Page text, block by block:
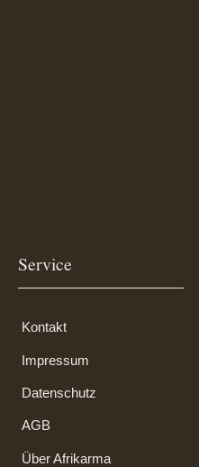
Service
Kontakt
Impressum
Datenschutz
AGB
Über Afrikarma